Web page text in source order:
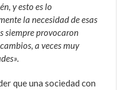
y esto es lo
la necesidad de esas
siempre provocaron
a veces muy
que una sociedad con